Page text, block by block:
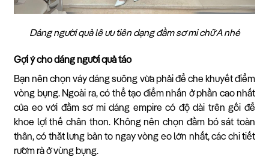
Dáng người quả lê ưu tiên dạng đầm sơ mi chữ A nhé
Gợi ý cho dáng người quả táo
Bạn nên chọn váy dáng suông vừa phải để che khuyết điểm
vòng bụng. Ngoài ra, có thể tạo điểm nhấn ở phần cao nhất
của eo với đầm sơ mi dáng empire có độ dài trên gối để
khoe lợi thế chân thon. Không nên chọn đầm bó sát toàn
thân, có thắt lưng bản to ngay vòng eo lớn nhất, các chi tiết
rườm rà ở vùng bụng.